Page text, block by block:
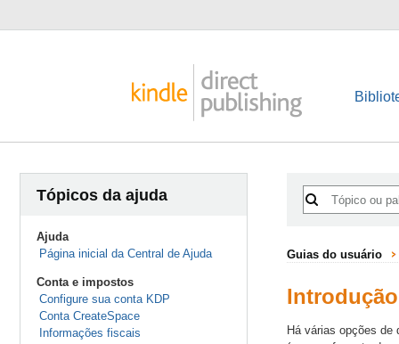
Tópicos da ajuda
Ajuda
Página inicial da Central de Ajuda
Conta e impostos
Configure sua conta KDP
Conta CreateSpace
Informações fiscais
Guias do usuário
Introdução
Há várias opções de